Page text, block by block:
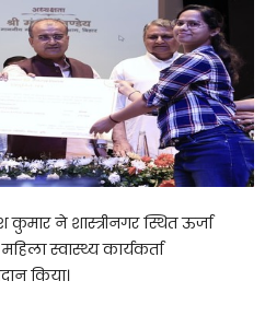
कुमार ने शास्त्रीनगर स्थित ऊर्जा
स्वास्थ्य कार्यकर्ता
किया।